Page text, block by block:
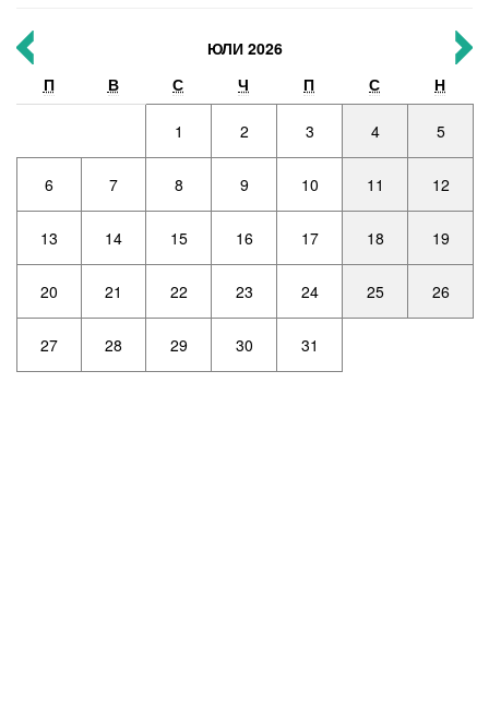
ЮЛИ 2026
П
В С Ч П С Н
1 2 3 4 5
6 7 8 9 10 11 12
13 14 15 16 17 18 19
20 21 22 23 24 25 26
27 28 29 30 31